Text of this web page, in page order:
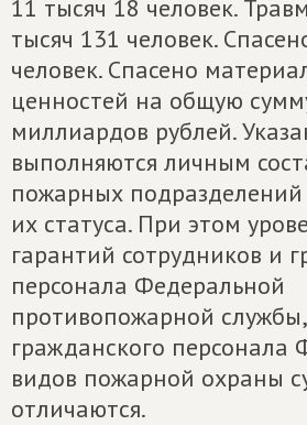
11 тысяч 18 человек.
тысяч 131 человек.
человек. Спасено
ценностей на общую
миллиардов рублей.
выполняются личным
пожарных
их статуса. При этом
гарантий сотрудников и
персонала Федеральной
противопожарной
гражданского
видов пожарной охраны
отличаются.